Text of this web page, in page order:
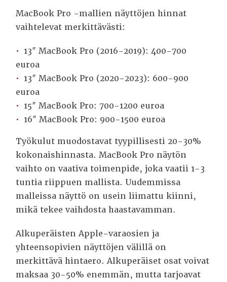
MacBook Pro -mallien näyttöjen hinnat
vaihtelevat merkittävästi:
13″ MacBook Pro (2016-2019): 400-700
euroa
13″ MacBook Pro (2020-2023): 600-900
euroa
15″ MacBook Pro: 700-1200 euroa
16″ MacBook Pro: 900-1500 euroa
Työkulut muodostavat tyypillisesti 20-30%
kokonaishinnasta. MacBook Pro näytön
vaihto on vaativa toimenpide, joka vaatii 1-3
tuntia riippuen mallista. Uudemmissa
malleissa näyttö on usein liimattu kiinni,
mikä tekee vaihdosta haastavamman.
Alkuperäisten Apple-varaosien ja
yhteensopivien näyttöjen välillä on
merkittävä hintaero. Alkuperäiset osat voivat
maksaa 30-50% enemmän, mutta tarjoavat